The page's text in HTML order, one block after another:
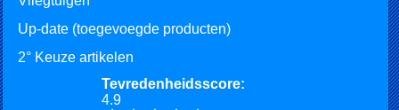
Up-date (toegevoegde producten)
2° Keuze artikelen
Tevredenheidsscore:
4.9